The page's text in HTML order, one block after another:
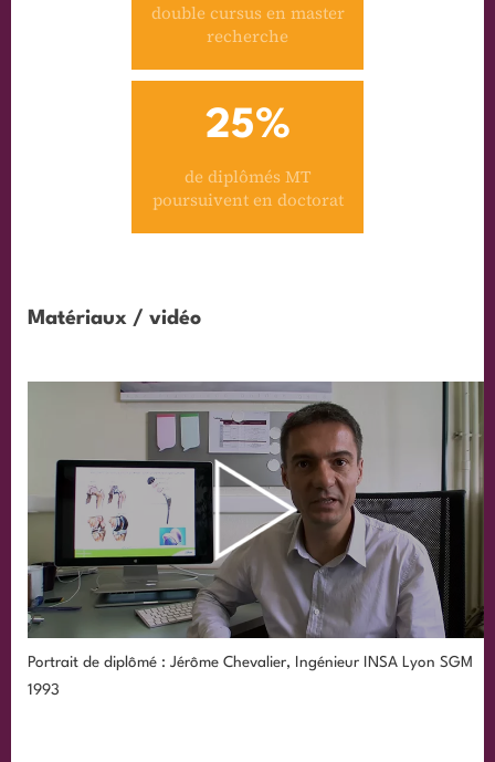
double cursus en master
recherche
25%
de diplômés MT
poursuivent en doctorat
Matériaux / vidéo
Portrait de diplômé : Jérôme Chevalier, Ingénieur INSA Lyon SGM
1993